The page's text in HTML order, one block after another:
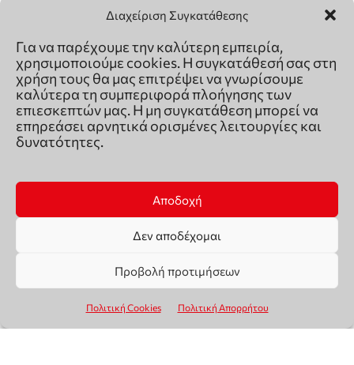
Διαχείριση Συγκατάθεσης
Για να παρέχουμε την καλύτερη εμπειρία,
χρησιμοποιούμε cookies. Η συγκατάθεσή σας στη
χρήση τους θα μας επιτρέψει να γνωρίσουμε
καλύτερα τη συμπεριφορά πλοήγησης των
επιεσκεπτών μας. Η μη συγκατάθεση μπορεί να
επηρεάσει αρνητικά ορισμένες λειτουργίες και
δυνατότητες.
Αποδοχή
Δεν αποδέχομαι
Προβολή προτιμήσεων
Πολιτική Cookies Πολιτική Απορρήτου